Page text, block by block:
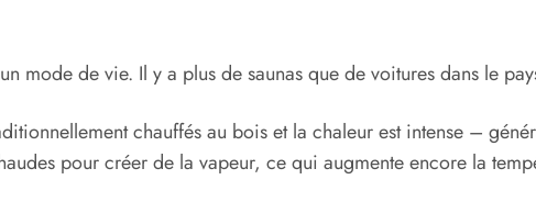
mode de vie. Il y a plus de saunas que de voitures dans le
chauffés au bois et la chaleur est intense –
pour créer de la vapeur, ce qui augmente encore la